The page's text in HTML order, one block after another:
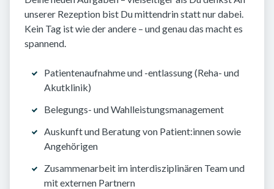
unserer Rezeption bist Du mittendrin statt nur dabei.
Kein Tag ist wie der andere – und genau das macht es
spannend.
Patientenaufnahme und -entlassung (Reha- und
Akutklinik)
Belegungs- und Wahlleistungsmanagement
Auskunft und Beratung von Patient:innen sowie
Angehörigen
Zusammenarbeit im interdisziplinären Team und
mit externen Partnern